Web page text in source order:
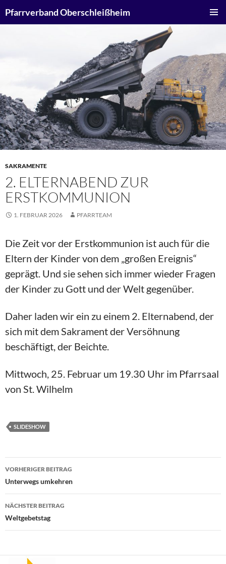
Inhalt
Pfarrverband Oberschleißheim
SAKRAMENTE
2. ELTERNABEND ZUR
ERSTKOMMUNION
1. FEBRUAR 2026 PFARRTEAM
Die Zeit vor der Erstkommunion ist auch für die
Eltern der Kinder von dem „großen Ereignis“
geprägt. Und sie sehen sich immer wieder Fragen
der Kinder zu Gott und der Welt gegenüber.
Daher laden wir ein zu einem 2. Elternabend, der
sich mit dem Sakrament der Versöhnung
beschäftigt, der Beichte.
Mittwoch, 25. Februar um 19.30 Uhr im Pfarrsaal
von St. Wilhelm
SLIDESHOW
Beitragsnavigation
VORHERIGER BEITRAG
Unterwegs umkehren
NÄCHSTER BEITRAG
Weltgebetstag